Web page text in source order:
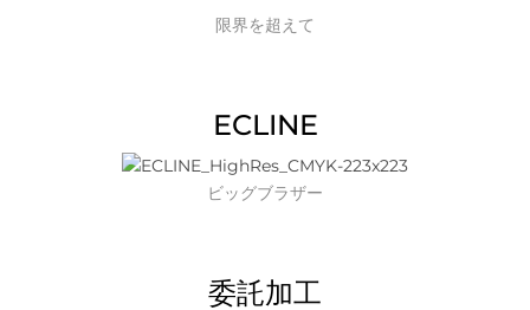
限界を超えて
ECLINE
ビッグブラザー
委託加工